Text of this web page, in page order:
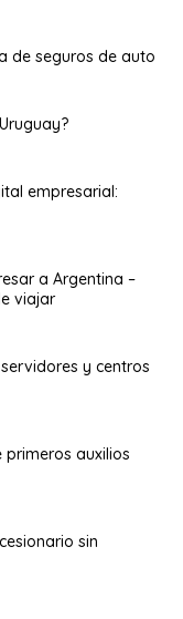
de seguros de auto
empresarial:
a Argentina –
viajar
y centros
primeros auxilios
sin